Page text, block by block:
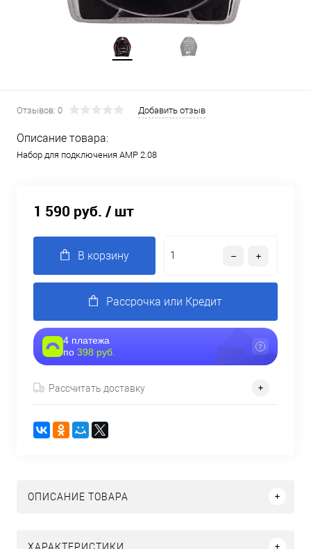
Отзывов: 0 Добавить отзыв
Описание товара:
Набор для подключения AMP 2.08
1 590 руб. / шт
В корзину
Рассрочка или Кредит
4 платежа
по 398 руб.
Рассчитать доставку
ОПИСАНИЕ ТОВАРА
ХАРАКТЕРИСТИКИ